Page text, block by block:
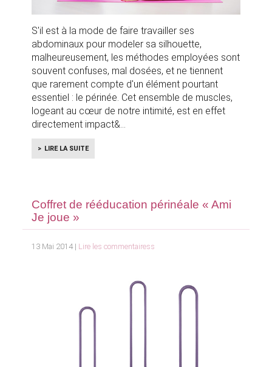
S'il est à la mode de faire travailler ses
abdominaux pour modeler sa silhouette,
malheureusement, les méthodes employées sont
souvent confuses, mal dosées, et ne tiennent
que rarement compte d'un élément pourtant
essentiel : le périnée. Cet ensemble de muscles,
logeant au cœur de notre intimité, est en effet
directement impact&
LIRE LA SUITE
Coffret de rééducation périnéale « Ami
Je joue »
13 Mai 2014 | Lire les commentairess